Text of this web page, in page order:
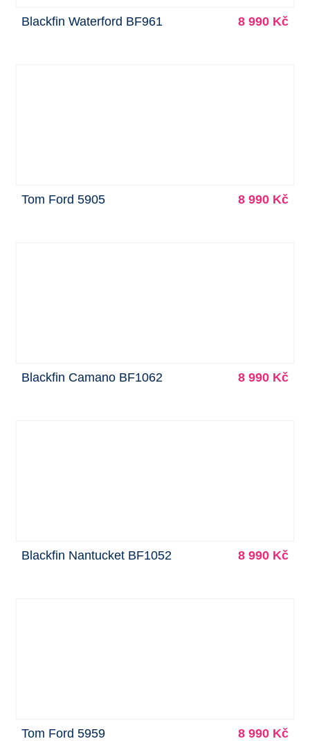
Blackfin Waterford BF961 8 990 Kč
Tom Ford 5905 8 990 Kč
Blackfin Camano BF1062 8 990 Kč
Blackfin Nantucket BF1052 8 990 Kč
Tom Ford 5959 8 990 Kč